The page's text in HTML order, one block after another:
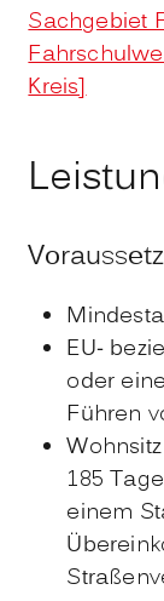
Sachgebiet
Kreis]
EU-
oder
Führen
185
einem